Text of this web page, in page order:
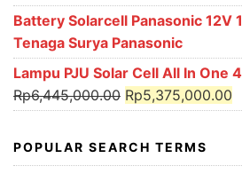
price
Rp1,600,000.00.
Battery Solarcell Panasonic 12V
Tenaga Surya Panasonic
Lampu PJU Solar Cell All In One
Rp6,445,000.00 Original
price
was:
Rp5,375,000.00
POPULAR SEARCH TERMS